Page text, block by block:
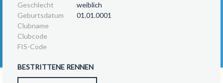
Geschlecht
weiblich
Geburtsdatum
01.01.0001
Clubname
Clubcode
FIS-Code
BESTRITTENE RENNEN